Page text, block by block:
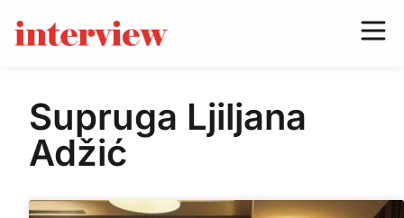
Supruga Ljiljana
Adžić